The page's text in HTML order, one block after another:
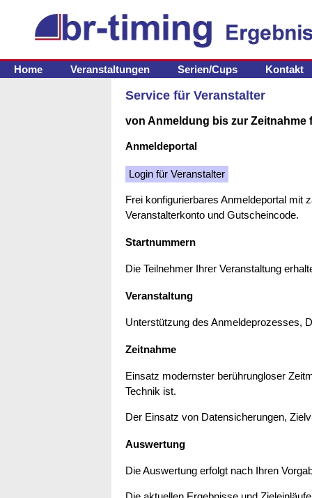
Home Veranstaltungen Serien/Cups Kontakt
Service für Veranstalter
von Anmeldung bis zur
Anmeldeportal
Login für Veranstalter
Frei konfigurierbares Anmeldeportal mit
Veranstalterkonto und Gutscheincode.
Startnummern
Die Teilnehmer Ihrer Veranstaltung
Veranstaltung
Unterstützung des Anmeldeprozesses,
Zeitnahme
Einsatz modernster berührungloser
Technik ist.
Der Einsatz von Datensicherungen,
Auswertung
Die Auswertung erfolgt nach Ihren